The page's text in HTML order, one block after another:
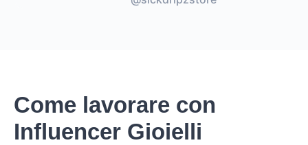
Come lavorare con
Influencer Gioielli